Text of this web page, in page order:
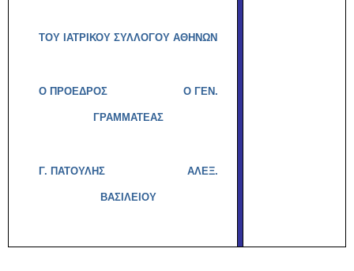
ΤΟΥ ΙΑΤΡΙΚΟΥ ΣΥΛΛΟΓΟΥ ΑΘΗΝΩΝ
Ο ΠΡΟΕΔΡΟΣ Ο ΓΕΝ.
ΓΡΑΜΜΑΤΕΑΣ
Γ. ΠΑΤΟΥΛΗΣ ΑΛΕΞ.
ΒΑΣΙΛΕΙΟΥ